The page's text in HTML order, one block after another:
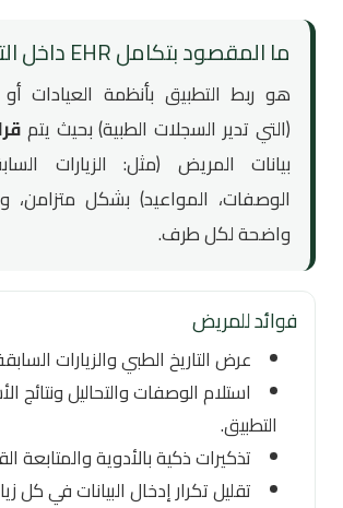
ما المقصود بتكامل EHR داخل التطبيق؟
هو ربط التطبيق بأنظمة العيادات
(التي تدير السجلات الطبية) بحيث يتم
بيانات المريض (مثل: الزيارات
الوصفات، المواعيد) بشكل
واضحة لكل طرف.
فوائد للمريض
عرض التاريخ الطبي والزيارات
استلام الوصفات والتحاليل ونتائج
التطبيق.
تذكيرات ذكية بالأدوية والمتابعة
تقليل تكرار إدخال البيانات في كل